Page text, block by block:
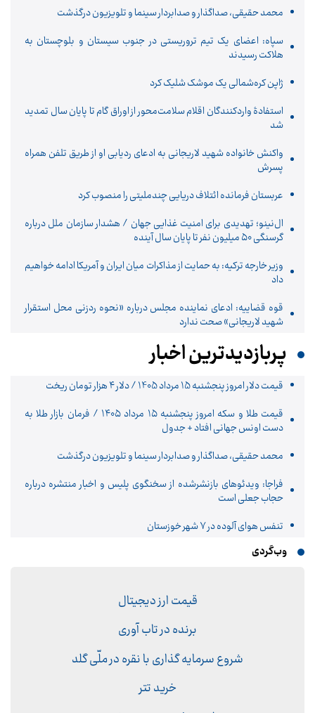
محمد حقیقی، صداگذار و صدابردار سینما و تلویزیون درگذشت
سپاه: اعضای یک تیم تروریستی در جنوب سیستان و بلوچستان به
هلاکت رسیدند
ژاپن کره‌شمالی یک موشک شلیک کرد
استفادۀ واردکنندگان اقلام سلامت‌محور از اوراق گام تا پایان سال تمدید
شد
واکنش خانواده شهید لاریجانی به ادعای ردیابی او از طریق تلفن همراه
پسرش
عربستان فرمانده ائتلاف دریایی چندملیتی را منصوب کرد
ال‌نینو؛ تهدیدی برای امنیت غذایی جهان / هشدار سازمان ملل درباره
گرسنگی ۵۰ میلیون نفر تا پایان سال آینده
وزیر خارجه ترکیه: به حمایت از مذاکرات میان ایران و آمریکا ادامه خواهیم
داد
قوه قضاییه: ادعای نماینده مجلس درباره «نحوه ردزنی محل استقرار
شهید لاریجانی» صحت ندارد
پربازدیدترین اخبار
قیمت دلار امروز پنجشنبه 15 مرداد 1405 / دلار ۴ هزار تومان ریخت
قیمت طلا و سکه امروز پنجشنبه ۱۵ مرداد ۱۴۰۵ / فرمان بازار طلا به
دست اونس جهانی افتاد + جدول
محمد حقیقی، صداگذار و صدابردار سینما و تلویزیون درگذشت
فراجا: ویدئوهای بازنشرشده از سخنگوی پلیس و اخبار منتشره درباره
حجاب جعلی است
تنفس هوای آلوده در ۷ شهر خوزستان
وب‌گردی
قیمت ارز دیجیتال
برنده در تاب آوری
شروع سرمایه گذاری با نقره در ملّی گلد
خرید تتر